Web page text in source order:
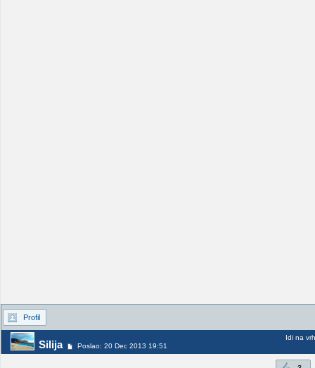
Profil
Silija Poslao: 20 Dec 2013 19:51
Idi na vrh